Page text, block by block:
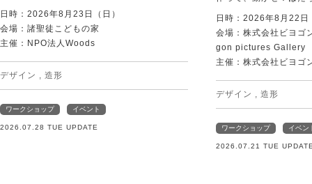
日時：2026年8月23日（日）
会場：諸聖徒こどもの家
主催：NPO法人Woods
デザイン , 造形
ワークショップ イベント
2026.07.28 TUE UPDATE
日時：2026年8月22日
会場：株式会社ビヨ
gon pictures Gallery
主催：株式会社ビヨゴ
デザイン , 造形
ワークショップ イベン
2026.07.21 TUE